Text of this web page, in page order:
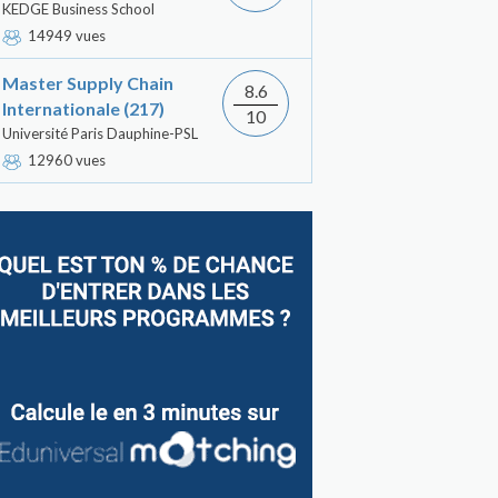
KEDGE Business School
14949 vues
Master Supply Chain
Internationale (217)
Université Paris Dauphine-PSL
12960 vues
8.6
10